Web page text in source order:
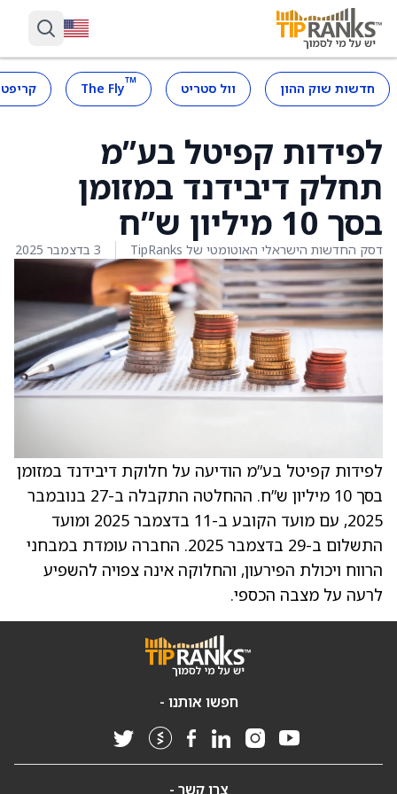
חדשות שוק ההון וול סטריט ™
The Fly
לפידות קפיטל בע”מ
תחלק דיבידנד במזומן
בסך 10 מיליון ש”ח
דסק החדשות הישראלי האוטומטי של TipRanks 3 בדצמבר 2025
לפידות קפיטל בע”מ הודיעה על חלוקת דיבידנד במזומן
בסך 10 מיליון ש”ח. ההחלטה התקבלה ב-27 בנובמבר
2025, עם מועד הקובע ב-11 בדצמבר 2025 ומועד
התשלום ב-29 בדצמבר 2025. החברה עומדת במבחני
הרווח ויכולת הפירעון, והחלוקה אינה צפויה להשפיע
לרעה על מצבה הכספי.
חפשו אותנו -
צרו קשר -